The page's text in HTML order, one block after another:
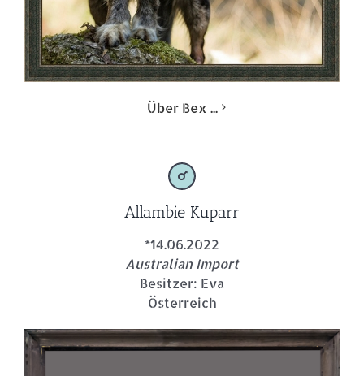
Über Bex ...
Allambie Kuparr
*14.06.2022
Australian Import
Besitzer: Eva
Österreich